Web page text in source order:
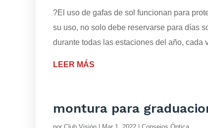
?El uso de gafas de sol funcionan para
su uso, no solo debe reservarse para días
durante todas las estaciones del año, cada
LEER MÁS
montura para